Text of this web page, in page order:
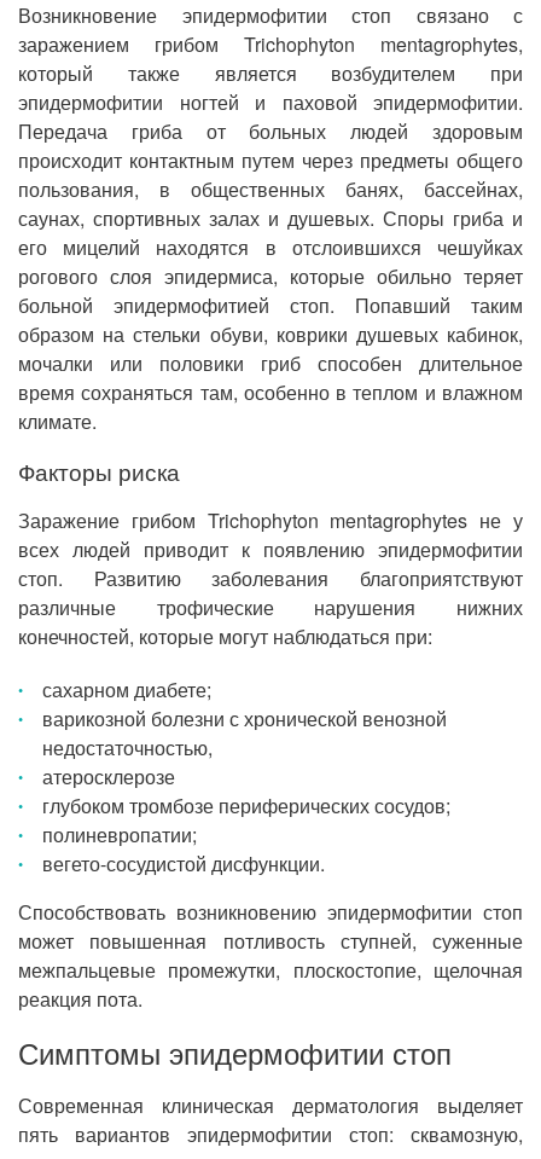
Возникновение эпидермофитии стоп связано с
заражением грибом Trichophyton mentagrophytes,
который также является возбудителем при
эпидермофитии ногтей и паховой эпидермофитии.
Передача гриба от больных людей здоровым
происходит контактным путем через предметы общего
пользования, в общественных банях, бассейнах,
саунах, спортивных залах и душевых. Споры гриба и
его мицелий находятся в отслоившихся чешуйках
рогового слоя эпидермиса, которые обильно теряет
больной эпидермофитией стоп. Попавший таким
образом на стельки обуви, коврики душевых кабинок,
мочалки или половики гриб способен длительное
время сохраняться там, особенно в теплом и влажном
климате.
Факторы риска
Заражение грибом Trichophyton mentagrophytes не у
всех людей приводит к появлению эпидермофитии
стоп. Развитию заболевания благоприятствуют
различные трофические нарушения нижних
конечностей, которые могут наблюдаться при:
сахарном диабете;
варикозной болезни с хронической венозной
недостаточностью,
атеросклерозе
глубоком тромбозе периферических сосудов;
полиневропатии;
вегето-сосудистой дисфункции.
Способствовать возникновению эпидермофитии стоп
может повышенная потливость ступней, суженные
межпальцевые промежутки, плоскостопие, щелочная
реакция пота.
Симптомы эпидермофитии стоп
Современная клиническая дерматология выделяет
пять вариантов эпидермофитии стоп: сквамозную,